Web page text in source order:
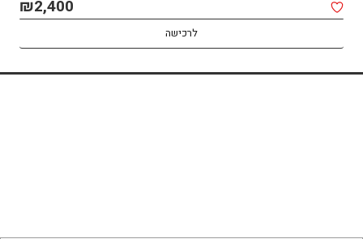
₪2,400
לרכישה